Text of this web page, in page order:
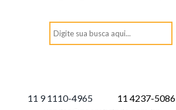
11 9 1110-4965
11 4237-5086